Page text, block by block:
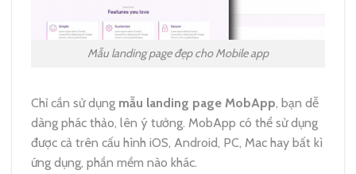
Mẫu landing page đẹp cho Mobile app
Chỉ cần sử dụng mẫu landing page MobApp, bạn dễ
dàng phác thảo, lên ý tưởng. MobApp có thể sử dụng
được cả trên cấu hình iOS, Android, PC, Mac hay bất kì
ứng dụng, phần mềm nào khác.